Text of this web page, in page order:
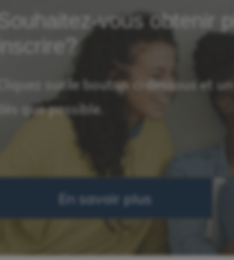
Souhaitez-vous obtenir
inscrire?
Cliquez sur le bouton ci-dessous et
dès que possible.
En savoir plus